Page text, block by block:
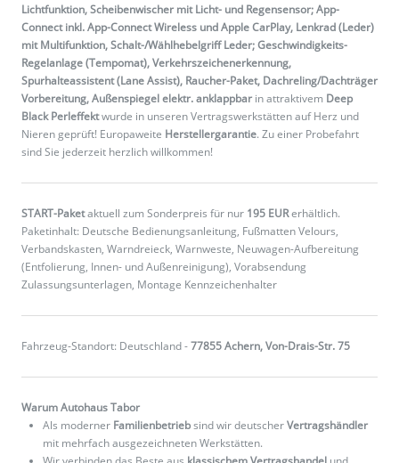
Lichtfunktion, Scheibenwischer mit Licht- und Regensensor; App-
Connect inkl. App-Connect Wireless und Apple CarPlay, Lenkrad (Leder)
mit Multifunktion, Schalt-/Wählhebelgriff Leder; Geschwindigkeits-
Regelanlage (Tempomat), Verkehrszeichenerkennung,
Spurhalteassistent (Lane Assist), Raucher-Paket, Dachreling/Dachträger
Vorbereitung, Außenspiegel elektr. anklappbar in attraktivem Deep
Black Perleffektwurde in unseren Vertragswerkstätten auf Herz und
Nieren geprüft! Europaweite Herstellergarantie. Zu einer Probefahrt
sind Sie jederzeit herzlich willkommen!
START-Paketaktuell zum Sonderpreis für nur 195 EURerhältlich.
Paketinhalt: Deutsche Bedienungsanleitung, Fußmatten Velours,
Verbandskasten, Warndreieck, Warnweste, Neuwagen-Aufbereitung
(Entfolierung, Innen- und Außenreinigung), Vorabsendung
Zulassungsunterlagen, Montage Kennzeichenhalter
Fahrzeug-Standort: Deutschland -77855 Achern, Von-Drais-Str. 75
Warum Autohaus Tabor
Als moderner Familienbetriebsind wir deutscherVertragshändler
mit mehrfach ausgezeichneten Werkstätten.